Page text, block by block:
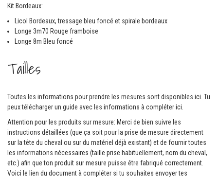
Kit Bordeaux:
Licol Bordeaux, tressage bleu foncé et spirale bordeaux
Longe 3m70 Rouge framboise
Longe 8m Bleu foncé
Tailles
Toutes les informations pour prendre les mesures sont disponibles ici . Tu
peux télécharger un guide avec les informations à compléterici.
Attention pour les produits sur mesure: Merci de bien suivre les
instructions détaillées (que ça soit pour la prise de mesure directement
sur la tête du cheval ou sur du matériel déjà existant) et de fournir toutes
les informations nécessaires (taille prise habituellement, nom du cheval,
etc.) afin que ton produit sur mesure puisse être fabriqué correctement.
Voici le lien du document à compléter si tu souhaites envoyer tes